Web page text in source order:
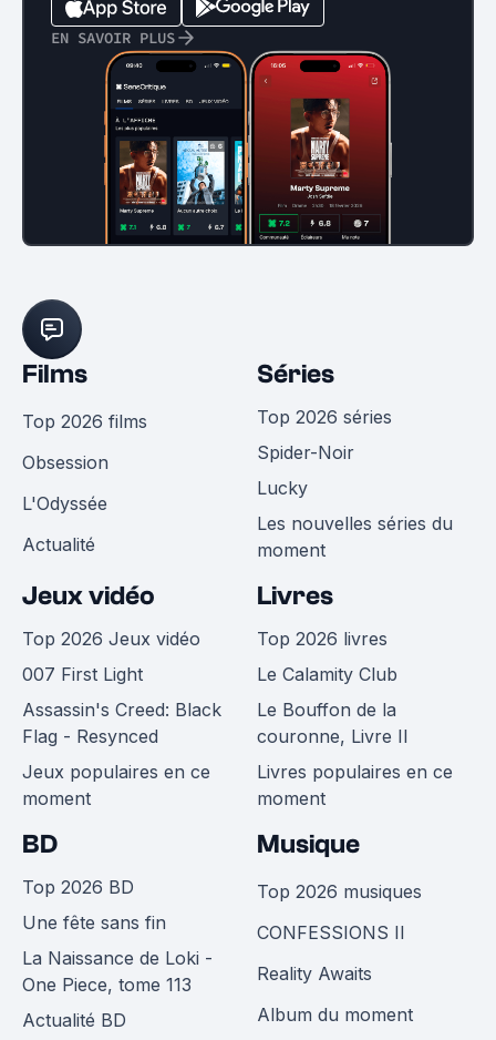
EN SAVOIR PLUS
Films
Top 2026 films
Obsession
L'Odyssée
Actualité
Séries
Top 2026 séries
Spider-Noir
Lucky
Les nouvelles séries du
moment
Jeux vidéo
Top 2026 Jeux vidéo
007 First Light
Assassin's Creed: Black
Flag - Resynced
Jeux populaires en ce
moment
Livres
Top 2026 livres
Le Calamity Club
Le Bouffon de la
couronne, Livre II
Livres populaires en ce
moment
BD
Top 2026 BD
Une fête sans fin
La Naissance de Loki -
One Piece, tome 113
Actualité BD
Musique
Top 2026 musiques
CONFESSIONS II
Reality Awaits
Album du moment